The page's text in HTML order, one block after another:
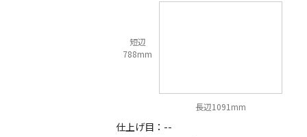
短辺
788mm
長辺1091mm
仕上げ目： --